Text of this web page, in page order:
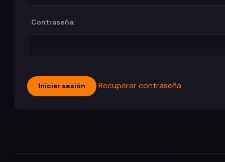
Contraseña:
Recuperar contraseña